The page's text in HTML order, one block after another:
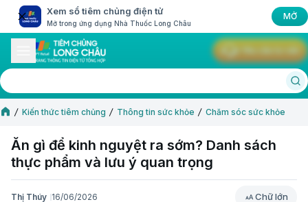
Xem sổ tiêm chủng điện tử
Mở trong ứng dụng Nhà Thuốc Long Châu
MỞ
Kiến thức tiêm chủng Thông tin sức khỏe Chăm sóc sức khỏe
Ăn gì để kinh nguyệt ra sớm? Danh sách
thực phẩm và lưu ý quan trọng
Thị Thúy 16/06/2026 Chữ lớn